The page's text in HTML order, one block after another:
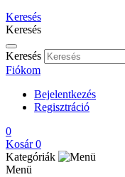
Keresés
Keresés
Keresés
Fiókom
Bejelentkezés
Regisztráció
0
Kosár 0
Kategóriák
Menü